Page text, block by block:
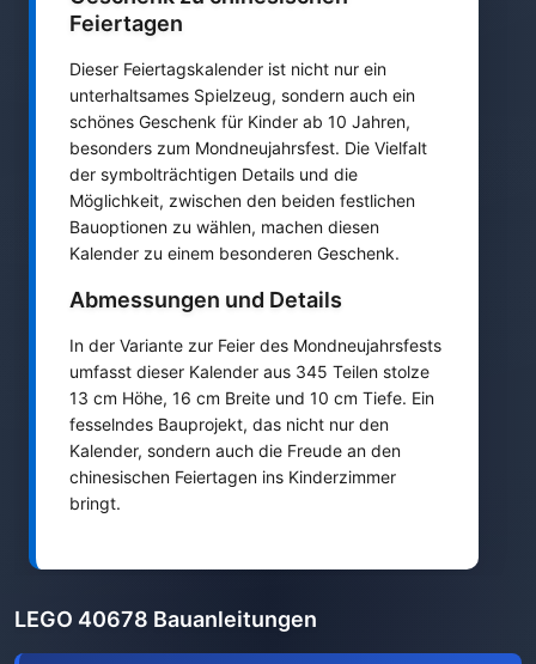
Feiertagen
Dieser Feiertagskalender ist nicht nur ein
unterhaltsames Spielzeug, sondern auch ein
schönes Geschenk für Kinder ab 10 Jahren,
besonders zum Mondneujahrsfest. Die Vielfalt
der symbolträchtigen Details und die
Möglichkeit, zwischen den beiden festlichen
Bauoptionen zu wählen, machen diesen
Kalender zu einem besonderen Geschenk.
Abmessungen und Details
In der Variante zur Feier des Mondneujahrsfests
umfasst dieser Kalender aus 345 Teilen stolze
13 cm Höhe, 16 cm Breite und 10 cm Tiefe. Ein
fesselndes Bauprojekt, das nicht nur den
Kalender, sondern auch die Freude an den
chinesischen Feiertagen ins Kinderzimmer
bringt.
LEGO 40678 Bauanleitungen